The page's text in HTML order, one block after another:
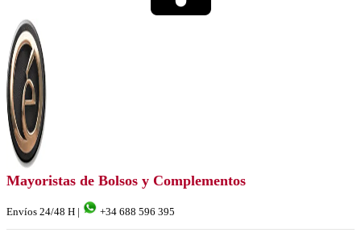
Mayoristas de Bolsos y Complementos
Envíos 24/48 H | +34 688 596 395